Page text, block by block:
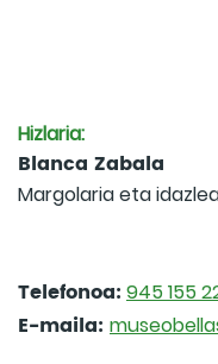
Hizlaria:
Blanca Zabala
Margolaria eta
Telefonoa: 945 155
E-maila: